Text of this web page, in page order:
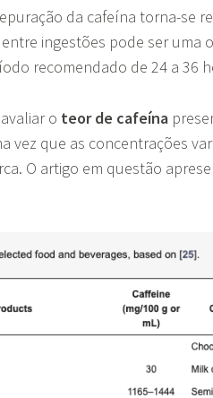
da cafeína torna-se
entre ingestões pode ser uma
recomendado de 24 a 36
o teor de cafeína
vez que as concentrações
O artigo em questão